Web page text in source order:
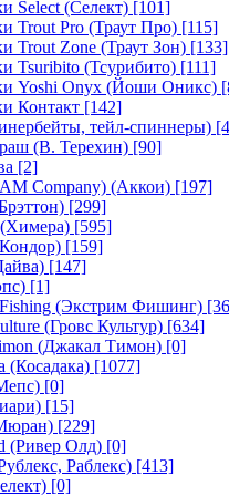
Select (Селект) [101]
Trout Pro (Траут Про) [115]
Trout Zone (Траут Зон) [133]
Tsuribito (Тсурибито) [111]
Yoshi Onyx (Йоши Оникс)
Контакт [142]
тейл-спиннеры)
(В. Терехин) [90]
[2]
Company) (Аккои) [197]
[299]
[595]
[159]
[147]
[1]
(Экстрим Фишинг)
(Гровс Культур) [634]
(Джакал Тимон) [0]
(Косадака) [1077]
[0]
[15]
[229]
(Ривер Олд) [0]
Раблекс) [413]
[0]